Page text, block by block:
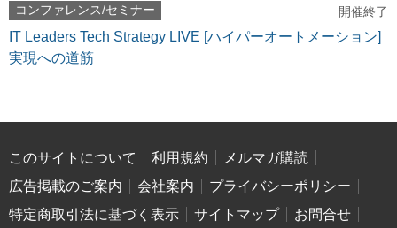
コンファレンス/セミナー 開催終了
IT Leaders Tech Strategy LIVE [ハイパーオートメーション]
実現への道筋
このサイトについて 利用規約
メルマガ購読
広告掲載のご案内
会社案内
プライバシーポリシー
特定商取引法に基づく表示
サイトマップ お問合せ